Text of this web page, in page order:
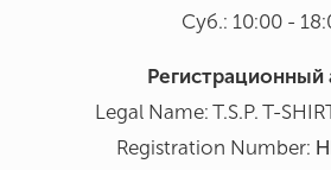
Суб.: 10:00 -
Регистрационный
Legal Name: T.S.P. T-
Registration Number: